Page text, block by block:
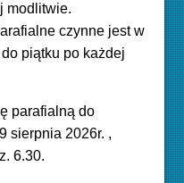
modlitwie.
czynne jest w
piątku po każdej
parafialną do
sierpnia 2026r. ,
6.30.